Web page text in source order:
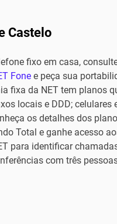
Castelo
fixo em casa,
Fone e peça sua
fixa da NET tem planos
locais e DDD; celulares
os detalhes dos
Total e ganhe acesso
para identificar
com três